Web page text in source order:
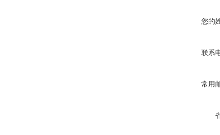
您的
联系
常用